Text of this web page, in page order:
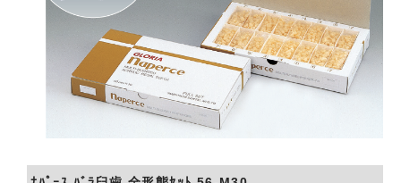
会社概要
お問い合わせ